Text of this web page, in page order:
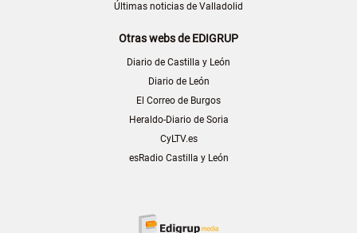
Últimas noticias de Valladolid
Otras webs de EDIGRUP
Diario de Castilla y León
Diario de León
El Correo de Burgos
Heraldo-Diario de Soria
CyLTV.es
esRadio Castilla y León